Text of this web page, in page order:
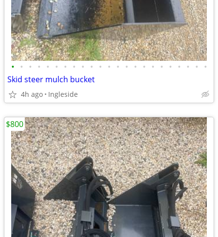
• • • • • • • • • • • • • • • • • • • • • • •
Skid steer mulch bucket
4h ago Ingleside
$800